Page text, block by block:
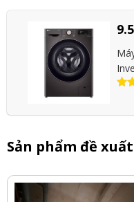
Sản phẩm đề xuất